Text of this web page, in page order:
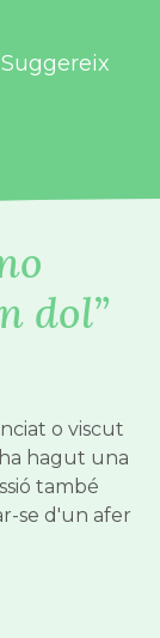
Suggereix
dol
o viscut
hagut una
també
se d'un afer